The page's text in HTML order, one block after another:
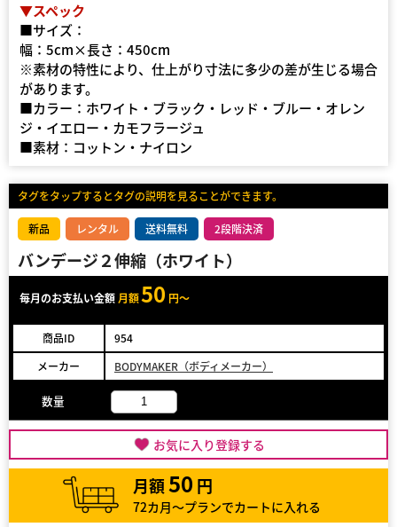
▼スペック
■サイズ：
幅：5cm×長さ：450cm
※素材の特性により、仕上がり寸法に多少の差が生じる場合
があります。
■カラー：ホワイト・ブラック・レッド・ブルー・オレン
ジ・イエロー・カモフラージュ
■素材：コットン・ナイロン
タグをタップするとタグの説明を見ることができます。
新品 レンタル 送料無料 2段階決済
バンデージ２伸縮（ホワイト）
毎月のお支払い金額月額50 円～
商品ID
954
メーカー
BODYMAKER（ボディメーカー）
数量
お気に入り登録する
月額50 円
72カ月～プランでカートに入れる